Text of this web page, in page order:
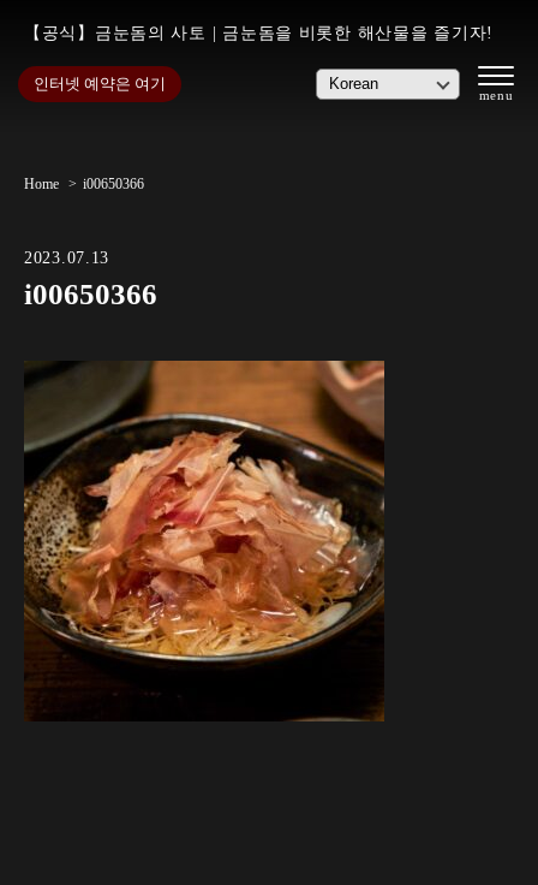
【공식】금눈돔의 사토 | 금눈돔을 비롯한 해산물을 즐기자!
인터넷 예약은 여기
Home i00650366
2023.07.13
i00650366